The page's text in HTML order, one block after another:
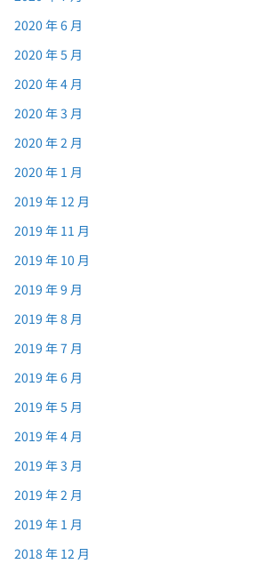
2020 年 6 月
2020 年 5 月
2020 年 4 月
2020 年 3 月
2020 年 2 月
2020 年 1 月
2019 年 12 月
2019 年 11 月
2019 年 10 月
2019 年 9 月
2019 年 8 月
2019 年 7 月
2019 年 6 月
2019 年 5 月
2019 年 4 月
2019 年 3 月
2019 年 2 月
2019 年 1 月
2018 年 12 月